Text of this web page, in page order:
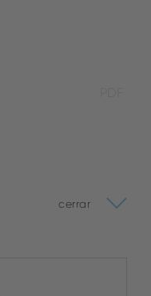
cerrar